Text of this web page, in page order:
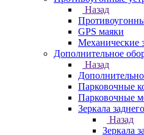
Назад
GPS маяки
Механические
Дополнительное
Назад
Парковочные
Парковочные
Зеркала
Назад
Зеркала